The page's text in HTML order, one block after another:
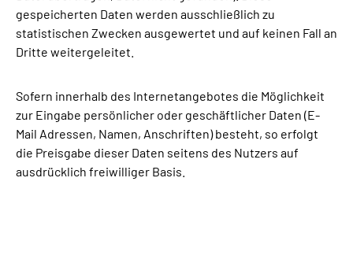
gespeicherten Daten werden ausschließlich zu
statistischen Zwecken ausgewertet und auf keinen Fall an
Dritte weitergeleitet.
Sofern innerhalb des Internetangebotes die Möglichkeit
zur Eingabe persönlicher oder geschäftlicher Daten (E-
Mail Adressen, Namen, Anschriften) besteht, so erfolgt
die Preisgabe dieser Daten seitens des Nutzers auf
ausdrücklich freiwilliger Basis.